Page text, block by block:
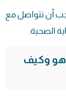
أن تتواصل مع
الصحية.
هو وكيف